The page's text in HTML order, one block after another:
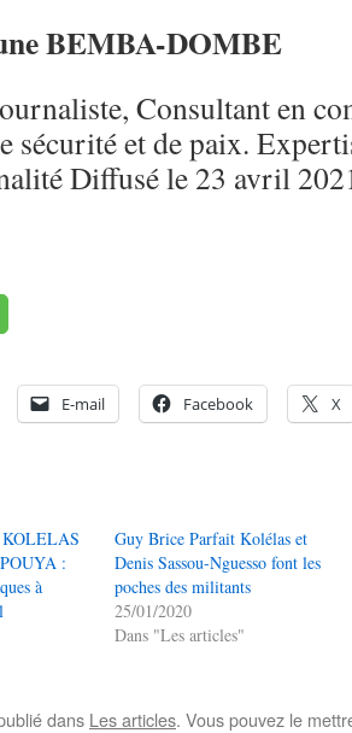
BEMBA-DOMBE
Consultant en
sécurité et de paix.
Diffusé le 23 avril
E-mail Facebook X
:
à
Guy Brice Parfait Kolélas et
Denis Sassou-Nguesso font les
poches des militants
25/01/2020
Dans "Les articles"
dans Les articles. Vous pouvez le